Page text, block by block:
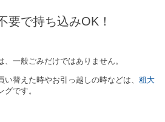
要で持ち込みOK！
一般ごみだけではありません。
替えた時やお引っ越しの時などは、 粗大
です。